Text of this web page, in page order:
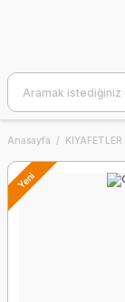
Anasayfa KIYAFETLER
Yeni